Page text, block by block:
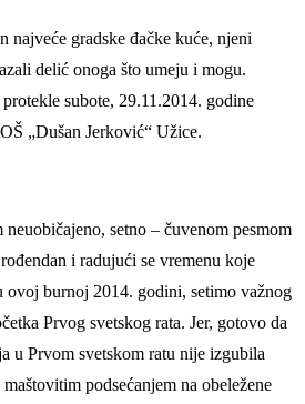
najveće gradske đačke kuće, njeni
delić onoga što umeju i mogu.
protekle subote, 29.11.2014. godine
„Dušan Jerković“ Užice.
neuobičajeno, setno – čuvenom pesmom
i radujući se vremenu koje
ovoj burnoj 2014. godini, setimo važnog
Prvog svetskog rata. Jer, gotovo da
u Prvom svetskom ratu nije izgubila
maštovitim podsećanjem na obeležene